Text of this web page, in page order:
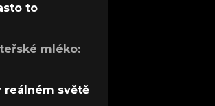
to
mléko:
světě